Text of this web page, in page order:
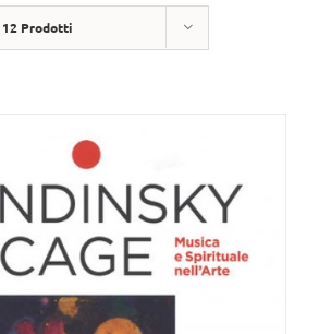
12 Prodotti